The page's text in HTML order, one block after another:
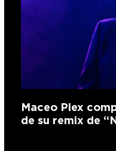
Maceo Plex
de su remix de